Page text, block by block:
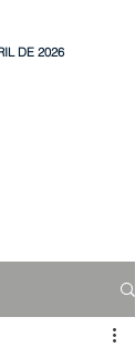
DE 2026